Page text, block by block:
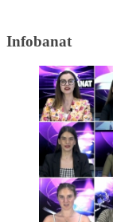
Infobanat